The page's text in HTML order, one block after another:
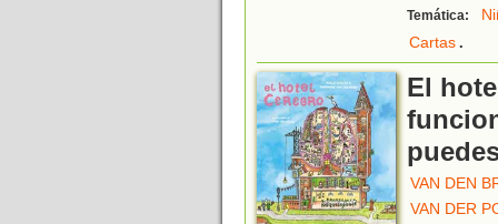
Temática:
Cartas.
El
VAN DEN
VAN DER